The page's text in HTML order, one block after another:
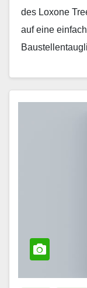
des Loxone
auf eine